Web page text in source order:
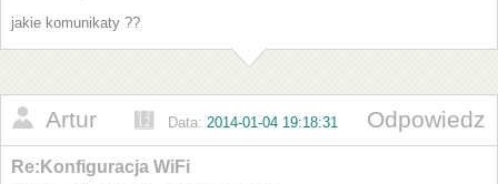
jakie komunikaty ??
Artur Data: 2014-01-04 19:18:31 Odpowiedz
Re:Konfiguracja WiFi